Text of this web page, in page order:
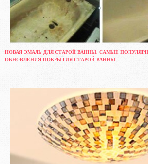
НОВАЯ ЭМАЛЬ ДЛЯ СТАРОЙ ВАННЫ. САМЫЕ
ОБНОВЛЕНИЯ ПОКРЫТИЯ СТАРОЙ ВАННЫ